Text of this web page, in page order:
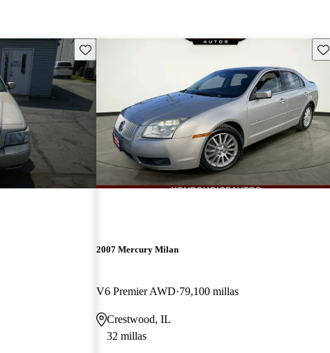
Guarda este Aviso
2007 Mercury Milan
V6 Premier AWD 79,100 millas
Crestwood, IL
32 millas